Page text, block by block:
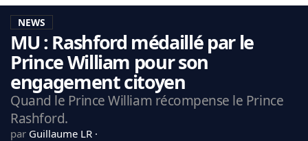
LA CHARTE
VIE PRIVÉE
CGU
CONTACTEZ-NOUS
MERCATO
NEWS
MU : Rashford médaillé par le
Prince William pour son
engagement citoyen
Quand le Prince William récompense le Prince
Rashford.
par Guillaume LR